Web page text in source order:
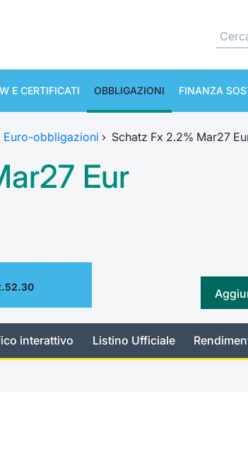
E CERTIFICATI OBBLIGAZIONI FINANZA
Euro-obbligazioni › Schatz Fx 2.2% Mar27
Eur
interattivo Listino Ufficiale